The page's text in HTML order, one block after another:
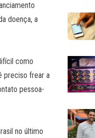
doença, a
como
preciso frear a
pessoa-
no último